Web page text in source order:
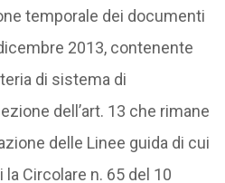
temporale dei documenti
2013, contenente
di sistema di
dell’art. 13 che rimane
delle Linee guida di cui
la Circolare n. 65 del 10